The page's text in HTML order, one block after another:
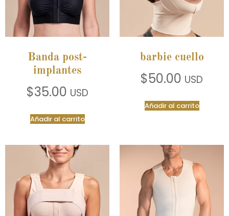
Banda post-
implantes
$35.00 USD
Añadir al carrito
barbie cuello
$50.00 USD
Añadir al carrito